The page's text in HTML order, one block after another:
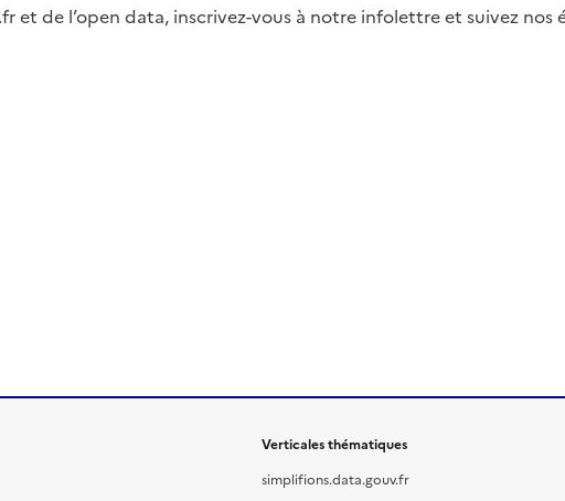
et de l’open data, inscrivez-vous à notre infolettre et suivez nos
Verticales thématiques
simplifions.data.gouv.fr